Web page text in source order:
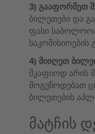
3) გააფორმეთ
ბილეთები და
ფასი
საკომისიოების
4) მიიღეთ
მკაფიოდ არის
მოგეწოდებათ
ბილეთების
მატჩის